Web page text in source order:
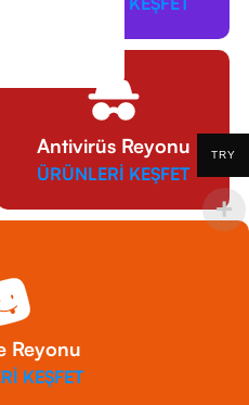
Antivirüs Reyonu
ÜRÜNLERİ KEŞFET
Reyonu
KEŞFET
TRY